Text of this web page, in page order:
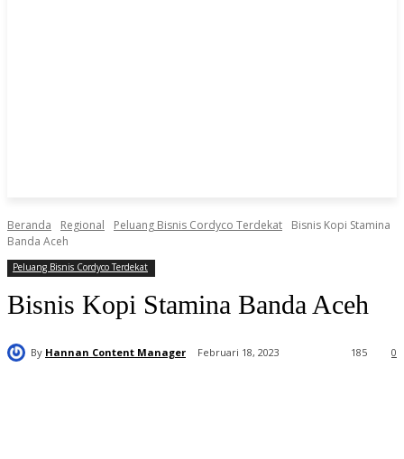
Beranda Regional Peluang Bisnis Cordyco Terdekat
Bisnis Kopi Stamina
Banda Aceh
Peluang Bisnis Cordyco Terdekat
Bisnis Kopi Stamina Banda Aceh
By Hannan Content Manager Februari 18, 2023 0
185